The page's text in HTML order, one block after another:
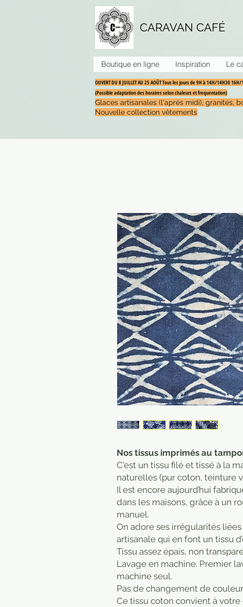
CARAVAN CAFÉ
Boutique en ligne Inspiration Le
OUVERT DU 8 JUILLET AU 25 AOÛT Tous les jours de 9H à 14H/14H30
(Possible adaptation des horaires selon chaleurs et frequentation)
Glaces artisanales (l'après midi), granités,
Nouvelle collection vêtements
Nos tissus imprimés au
C'est un tissu filé et tissé à la
naturelles (pur coton, teinture
Il est encore aujourd’hui
dans les maisons, grâce à un
manuel.
On adore ses irrégularités
artisanale qui en font un tissu
Tissu assez épais, non
Lavage en machine. Premier
machine seul.
Pas de changement de couleur.
Ce tissu coton convient à